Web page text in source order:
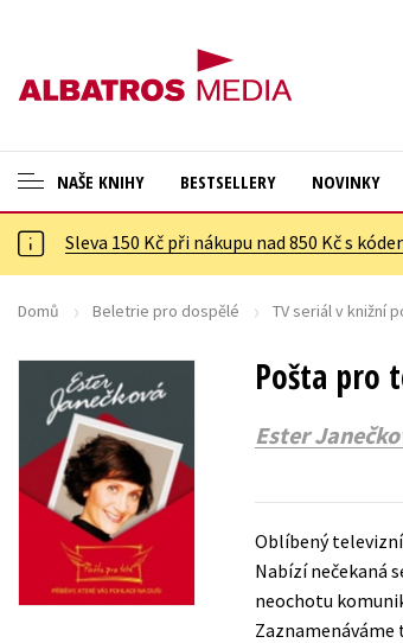
NAŠE KNIHY
ANGLICKÉ KNIHY -20 %
VÝPRODEJ -70 %
ASTERIX S DÁRKEM
🎁DÁRKOVÉ PUBLIKACE
✉️ DÁRKOVÉ POUKAZY
Auto - moto
Beletrie pro děti
Cestování
Dárkové
Digitální
Esoterika
Hobby
Jazyky
Kalendáře
BESTSELLERY NOVINKY
Sleva 150 Kč při nákupu nad 850 Kč s
Domů Beletrie pro dospělé TV seriál v knižní
Pošta pro
Ester
Oblíbený
Nabízí nečekaná
neochotu
Zaznamenáváme